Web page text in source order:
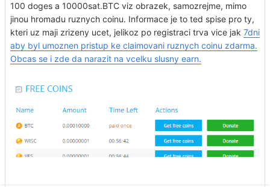
100 doges a 10000sat.BTC viz obrazek, samozrejme, mimo
jinou hromadu ruznych coinu. Informace je to ted spise pro ty,
kteri uz maji zrizeny ucet, jelikoz po registraci trva vice jak 7dni
aby byl umoznen pristup ke claimovani ruznych coinu zdarma.
Obcas se i zde da narazit na vcelku slusny earn.